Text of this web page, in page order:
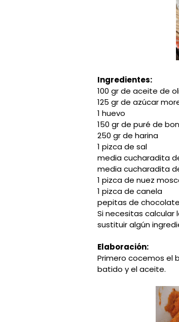
Ingredientes:
100 gr de aceite de
125 gr de azúcar
1 huevo
150 gr de puré de
250 gr de harina
1 pizca de sal
media cucharadita
media cucharadita
1 pizca de nuez
1 pizca de canela
pepitas de chocolate
Si necesitas calcular
sustituir algún
Elaboración:
Primero cocemos el
batido y el aceite.